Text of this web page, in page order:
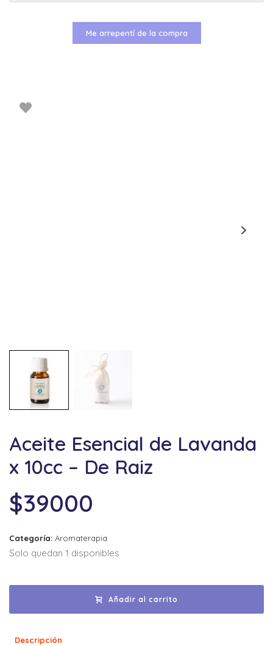
Aceite Esencial de Lavanda
x 10cc – De Raiz
$39000
Categoría: Aromaterapia
Solo quedan 1 disponibles
Añadir al carrito
Descripción
Me arrepentí de la compra